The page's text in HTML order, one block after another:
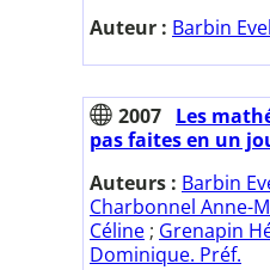
Auteur : Barbin
2007 Les
pas faites en un
Auteurs : Barbin
Charbonnel Anne-
Céline ; Grenapin
Dominique. Préf.